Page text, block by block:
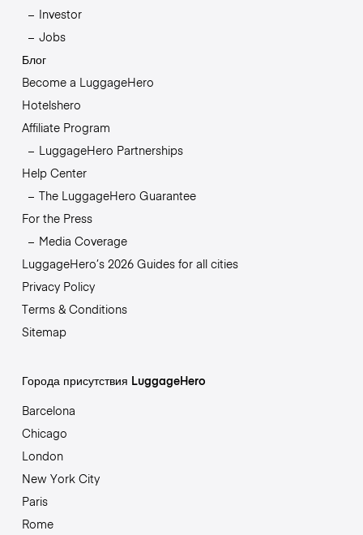
Investor
Jobs
Блог
Become a LuggageHero
Hotelshero
Affiliate Program
LuggageHero Partnerships
Help Center
The LuggageHero Guarantee
For the Press
Media Coverage
LuggageHero’s 2026 Guides for all cities
Privacy Policy
Terms & Conditions
Sitemap
Города присутствия LuggageHero
Barcelona
Chicago
London
New York City
Paris
Rome